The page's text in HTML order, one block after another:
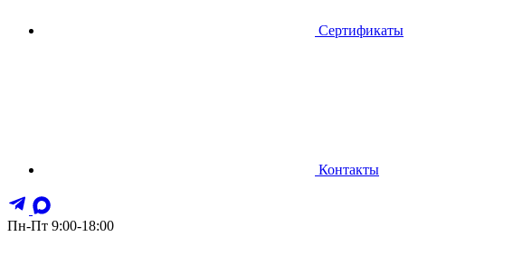
Сертификаты
Контакты
Пн-Пт 9:00-18:00